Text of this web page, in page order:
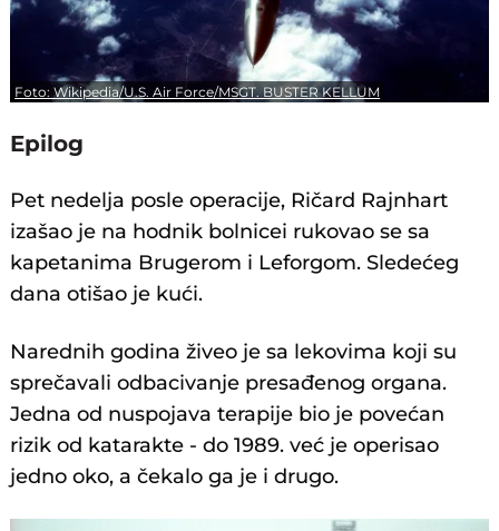
Foto: Wikipedia/U.S. Air Force/MSGT. BUSTER KELLUM
Epilog
Pet nedelja posle operacije, Ričard Rajnhart
izašao je na hodnik bolnicei rukovao se sa
kapetanima Brugerom i Leforgom. Sledećeg
dana otišao je kući.
Narednih godina živeo je sa lekovima koji su
sprečavali odbacivanje presađenog organa.
Jedna od nuspojava terapije bio je povećan
rizik od katarakte - do 1989. već je operisao
jedno oko, a čekalo ga je i drugo.